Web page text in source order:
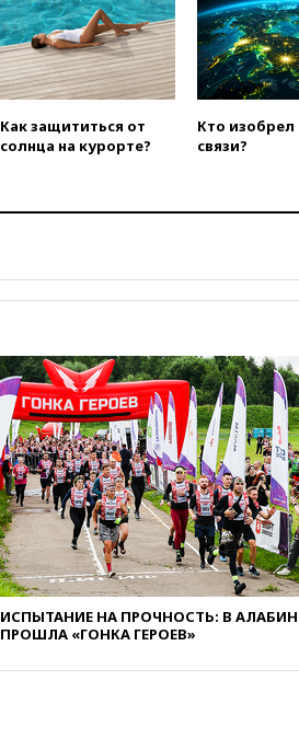
Ираном без ядерной
вчера, 20:12
намерена
ракеты для Patriot
вчера, 19:42
МВД
сократить срок
автоштрафов для
экспорта из-за
портах Одессы
вчера, 18:18БПЛА
атаковали Белгород
вчера, 17:42Израиль
план Совета мира о
войск из сектора Газа
вчера, 17:13ТАСС:
Моджтабой Хаменеи,
опубликованное
снято давно
вчера, 16:47
российских военных
Как защититься от
солнца на курорте?
Кто изобрел
связи?
ИСПЫТАНИЕ НА ПРОЧНОСТЬ: В
ПРОШЛА «ГОНКА ГЕРОЕВ»